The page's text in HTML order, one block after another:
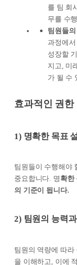
를 팀 회
무를 수
팀원들의
과정에
성장할
지고, 미
가 될 수
효과적인 권
1) 명확한 목표
팀원들이 수행해야
중요합니다. 명 확한
의 기준이 됩니다.
2) 팀원의 능력
팀원의 역량에 따
을 이해하고, 이에